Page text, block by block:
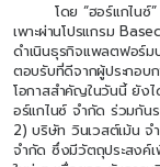
โดย “ฮอร์แกไนซ์” ยั
เพาะผ่านโปรแกรม
ดำเนินธุรกิจแพลตฟอร์ม
ตอบรับที่ดีจากผู้ประกอบ
โอกาสสำคัญในวันนี้ ยัง
อร์แกไนซ์ จำกัด ร่วมกัน
2) บริษัท วินเวสต์เม้น จ
จำกัด ซึ่งมีวัตถุประสงค์เ